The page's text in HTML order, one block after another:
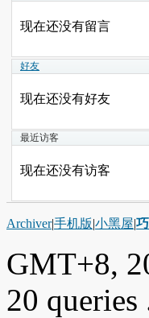
现在还没有留言
好友
现在还没有好友
最近访客
现在还没有访客
Archiver|手机版|小黑屋|
GMT+8,
20 queries